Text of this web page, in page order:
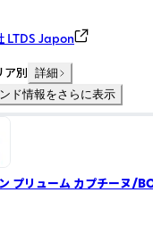
LTDS Japon
ア別 詳細
ド情報をさらに表示
プリューム カプチーヌ/